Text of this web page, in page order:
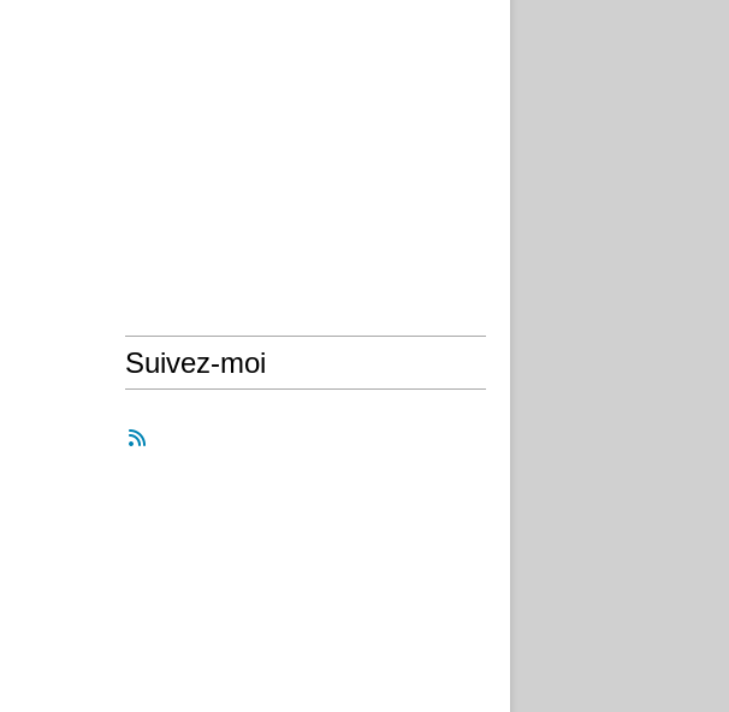
Suivez-moi